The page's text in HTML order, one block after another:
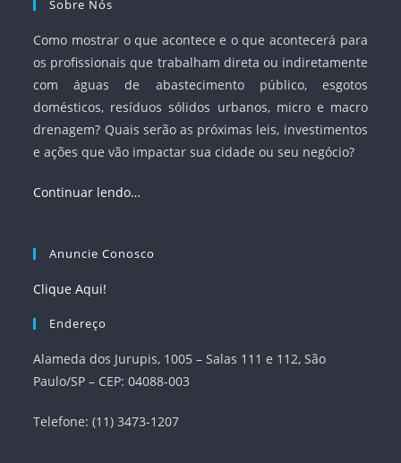
Sobre Nós
Como mostrar o que acontece e o que acontecerá para
os profissionais que trabalham direta ou indiretamente
com águas de abastecimento público, esgotos
domésticos, resíduos sólidos urbanos, micro e macro
drenagem? Quais serão as próximas leis, investimentos
e ações que vão impactar sua cidade ou seu negócio?
Continuar lendo…
Anuncie Conosco
Clique Aqui!
Endereço
Alameda dos Jurupis, 1005 – Salas 111 e 112, São
Paulo/SP – CEP: 04088-003
Telefone: (11) 3473-1207